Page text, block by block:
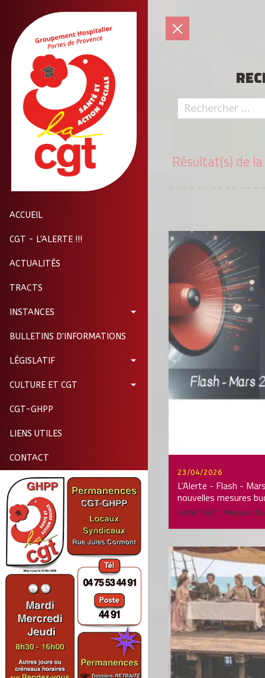
ACCUEIL
CGT - L'ALERTE !!!
ACTUALITÉS
TRACTS
INSTANCES
BULLETINS D'INFORMATIONS
LÉGISLATIF
CULTURE ET CGT
CGT-GHPP
LIENS UTILES
CONTACT
Résultat(s) de
23/04/2026
L'Alerte - Flash -
nouvelles mesures
ANAP 360°, Mesures